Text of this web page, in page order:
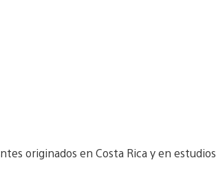
originados en Costa Rica y en estudios